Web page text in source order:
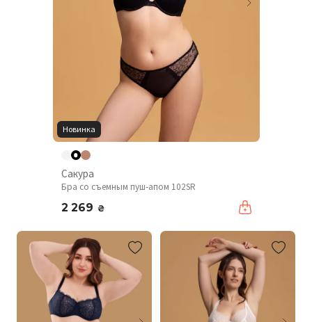
Новинка
Сакура
Бра со съемным пуш-апом 102SR
2 269 ₴